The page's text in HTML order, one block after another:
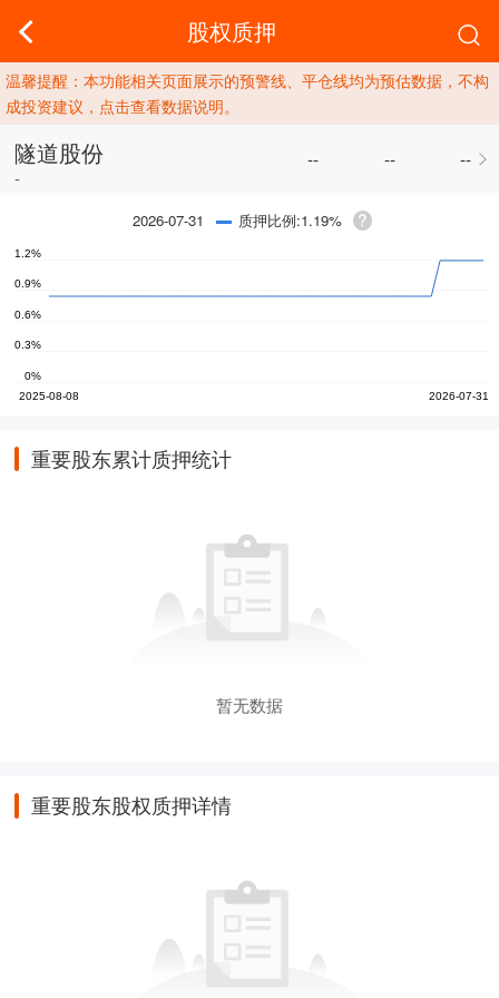
股权质押
温馨提醒：本功能相关页面展示的预警线、平仓线均为预估数据，不构
成投资建议，点击查看数据说明。
隧道股份
-
-- -- --
2026-07-31 质押比例:1.19%
重要股东累计质押统计
暂无数据
重要股东股权质押详情